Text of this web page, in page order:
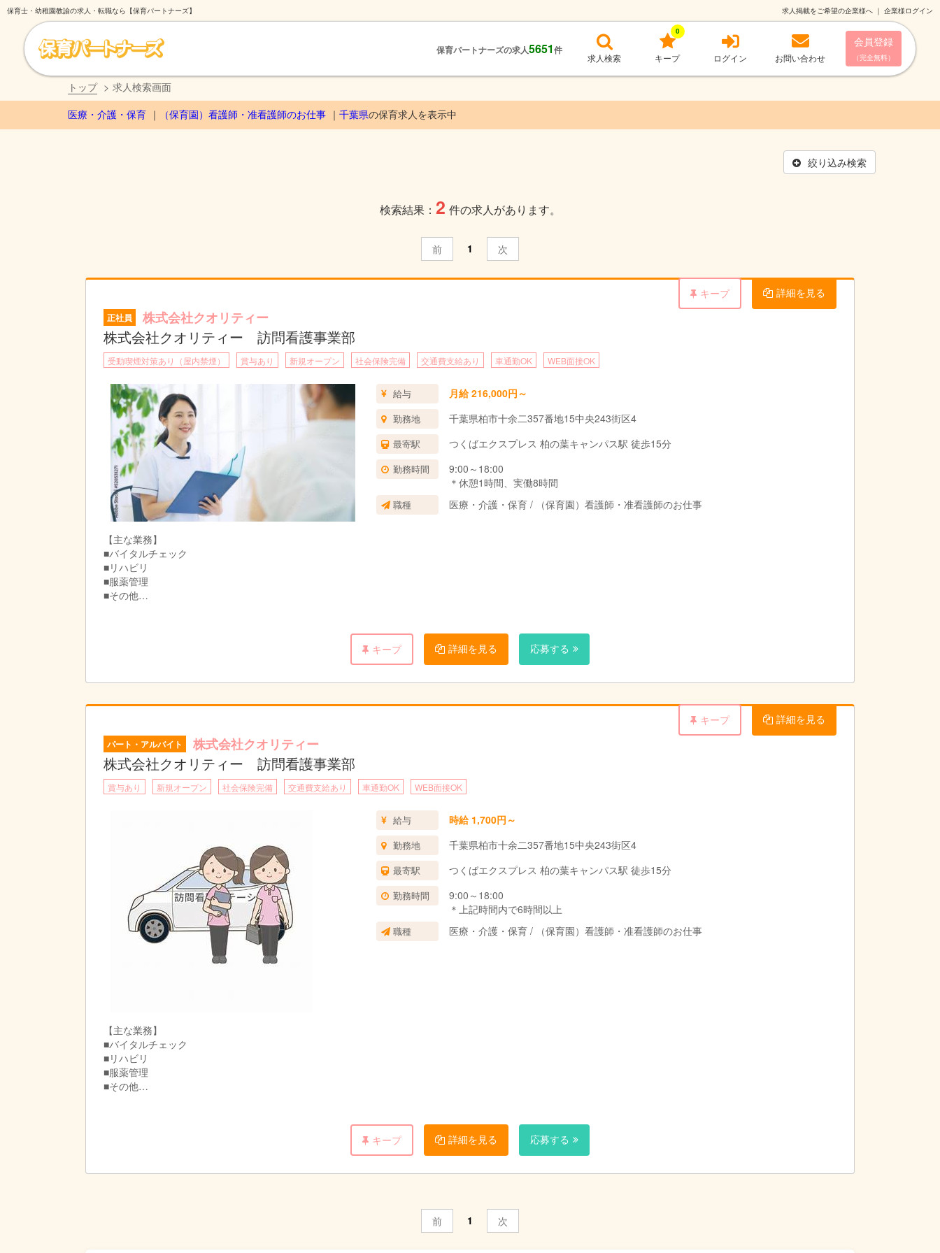
保育士・幼稚園教諭の求人・転職なら【保育パートナーズ】 求人掲載をご希望の企業様へ ｜ 企業様ログイン
保育パートナーズの求人5651件
求人検索 キープ
0
ログイン お問い合わせ
会員登録
（完全無料）
トップ 求人検索画面
医療・介護・保育 （保育園）看護師・准看護師のお仕事 千葉県の保育求人を表示中
絞り込み検索
検索結果： 2 件の求人があります。
前 1 次
キープ 詳細を見る
正社員 株式会社クオリティー
株式会社クオリティー 訪問看護事業部
受動喫煙対策あり（屋内禁煙） 賞与あり 新規オープン 社会保険完備 交通費支給あり 車通勤OK WEB面接OK
給与 月給 216,000円～
勤務地 千葉県柏市十余二357番地15中央243街区4
最寄駅 つくばエクスプレス 柏の葉キャンパス駅 徒歩15分
勤務時間
9:00～18:00
＊休憩1時間、実働8時間
職種 医療・介護・保育 / （保育園）看護師・准看護師のお仕事
【主な業務】
■バイタルチェック
■リハビリ
■服薬管理
■その他
リハビリ、日常生活のサポートなど看護業務全般をお任せします。
自宅から訪問先まで、社用車でそのまま直行直帰OK。
★訪問エリア
柏市、流山市、野田市、我孫子市、松戸市
キープ 詳細を見る 応募する
キープ 詳細を見る
パート・アルバイト 株式会社クオリティー
株式会社クオリティー 訪問看護事業部
賞与あり 新規オープン 社会保険完備 交通費支給あり 車通勤OK WEB面接OK
給与 時給 1,700円～
勤務地 千葉県柏市十余二357番地15中央243街区4
最寄駅 つくばエクスプレス 柏の葉キャンパス駅 徒歩15分
勤務時間
9:00～18:00
＊上記時間内で6時間以上
職種 医療・介護・保育 / （保育園）看護師・准看護師のお仕事
【主な業務】
■バイタルチェック
■リハビリ
■服薬管理
■その他
リハビリ、日常生活のサポートなど看護業務全般をお任せします。
キープ 詳細を見る 応募する
前 1 次